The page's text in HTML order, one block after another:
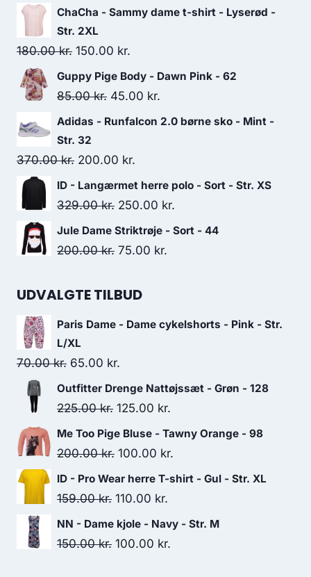
ChaCha - Sammy dame t-shirt - Lyserød -
Str. 2XL
180.00kr. Original
price
was:
150.00 kr.
price
is:
Guppy Pige Body - Dawn Pink - 62
85.00kr. Original
price
85.00 kr..
45.00 kr.
price
Adidas - Runfalcon 2.0 børne sko - Mint -
Str. 32
370.00kr. Original
price
was:
200.00 kr.
price
is:
ID - Langærmet herre polo - Sort - Str. XS
329.00kr. Original
price
was:
250.00 kr.
price
Jule Dame Striktrøje - Sort - 44
200.00kr. Original
was:
75.00 kr.
UDVALGTE TILBUD
Paris Dame - Dame cykelshorts - Pink - Str.
L/XL
70.00kr. Original
price
was:
65.00 kr.
price
is:
Outfitter Drenge Nattøjssæt - Grøn - 128
225.00kr. Original
price
was:
125.00 kr.
price
is:
Me Too Pige Bluse - Tawny Orange - 98
200.00kr. Original
price
was:
100.00 kr.
price
ID - Pro Wear herre T-shirt - Gul - Str. XL
159.00kr. Original
price
was:
110.00 kr.
price
is:
NN - Dame kjole - Navy - Str. M
150.00kr. Original
100.00 kr.